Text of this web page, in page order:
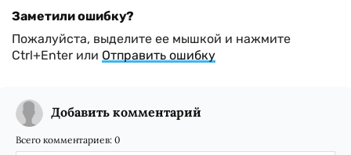
Заметили ошибку?
Пожалуйста, выделите ее мышкой и нажмите
Ctrl+Enter или Отправить ошибку
Добавить комментарий
Всего комментариев: 0